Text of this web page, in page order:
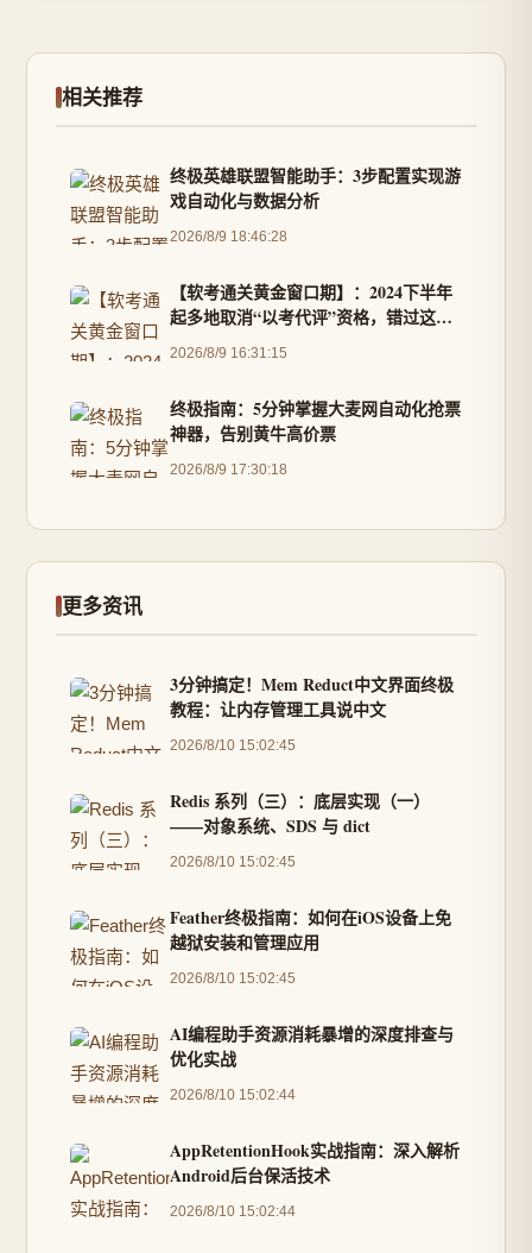
相关推荐
终极英雄联盟智能助手：3步配置实现游
戏自动化与数据分析
2026/8/9 18:46:28
【软考通关黄金窗口期】：2024下半年
起多地取消“以考代评”资格，错过这次
再等3年？
2026/8/9 16:31:15
终极指南：5分钟掌握大麦网自动化抢票
神器，告别黄牛高价票
2026/8/9 17:30:18
更多资讯
3分钟搞定！Mem Reduct中文界面终极
教程：让内存管理工具说中文
2026/8/10 15:02:45
Redis 系列（三）：底层实现（一）
——对象系统、SDS 与 dict
2026/8/10 15:02:45
Feather终极指南：如何在iOS设备上免
越狱安装和管理应用
2026/8/10 15:02:45
AI编程助手资源消耗暴增的深度排查与
优化实战
2026/8/10 15:02:44
AppRetentionHook实战指南：深入解析
Android后台保活技术
2026/8/10 15:02:44